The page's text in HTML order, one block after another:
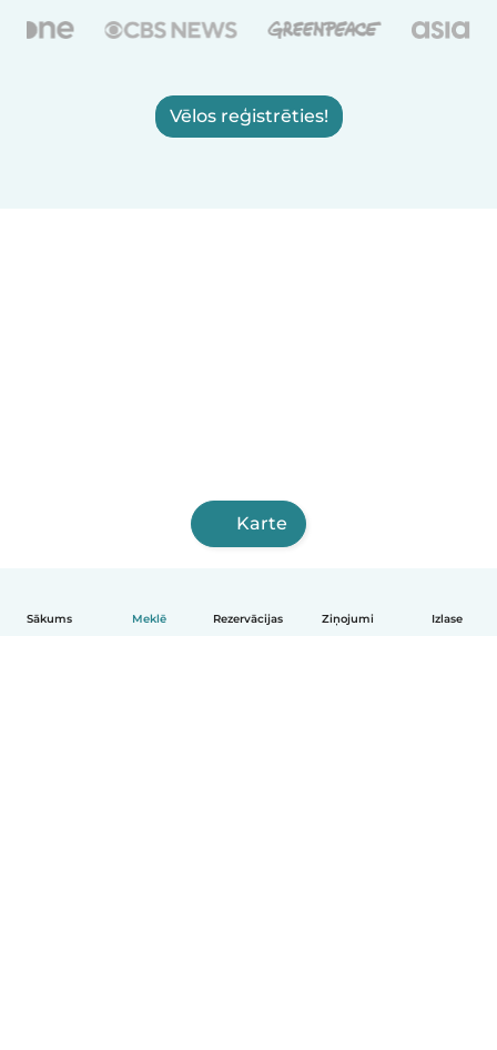
Sākums Meklē Rezervācijas Ziņojumi Izlase
Vēlos reģistrēties!
Karte